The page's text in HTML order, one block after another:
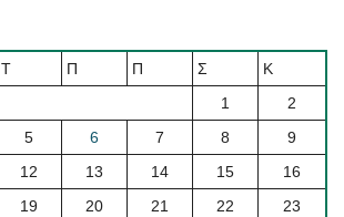
Τ Π Π Σ
Κ
1
2
5 6 7 8
9
12 13 14 15
16
19 20 21 22
23